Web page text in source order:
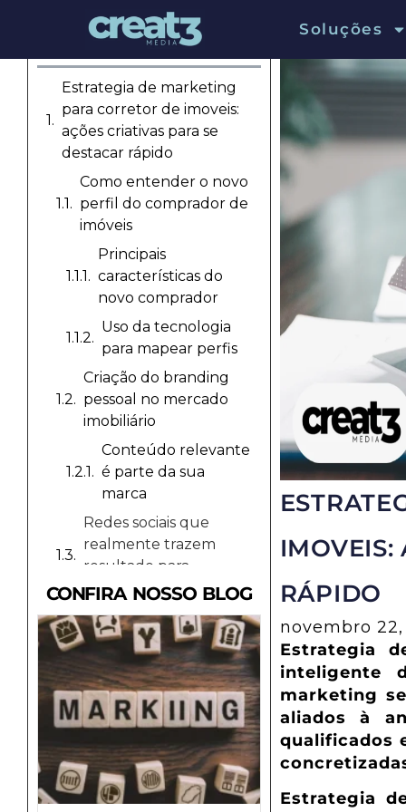
Soluções
IMOVEIS:
RÁPIDO
novembro 22,
Estrategia
inteligente
marketing
aliados à
qualificados
Estrategia
Estrategia de marketing
para corretor de imoveis:
ações criativas para se
destacar rápido
Como entender o novo
perfil do comprador de
imóveis
Principais
características do
novo comprador
Uso da tecnologia
para mapear perfis
Criação do branding
pessoal no mercado
imobiliário
Conteúdo relevante
é parte da sua
marca
Redes sociais que
realmente trazem
resultado para
corretores
Facebook ainda tem
espaço?
A importância de
vídeos e tours virtuais
para atrair clientes
ampliam as
possibilidades
CONFIRA NOSSO BLOG